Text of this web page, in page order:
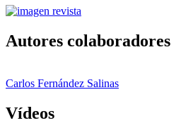
Autores colaboradores
Carlos Fernández Salinas
Vídeos